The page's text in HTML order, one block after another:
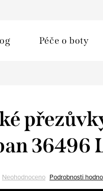
Péče o boty
36496
Neohodnoceno Podrobnosti